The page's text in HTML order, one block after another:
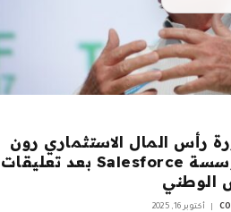
رأس المال الاستثماري رون
كونواي من مؤسسة Salesforce بعد تعليقات
الوطني
أكتوبر 16, 2025